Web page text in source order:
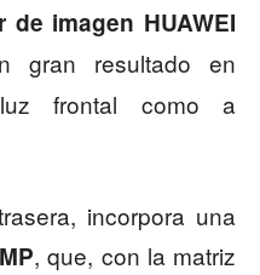
de imagen HUAWEI
gran resultado en
frontal como a
incorpora una
, que, con la matriz